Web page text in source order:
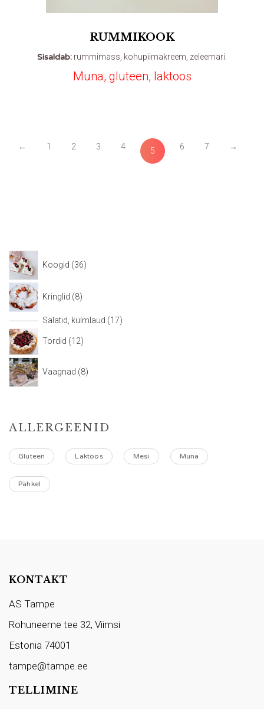
RUMMIKOOK
Sisaldab: rummimass, kohupiimakreem, zeleemari.
Muna, gluteen, laktoos
← 1 2 3 4 5 6 7 →
Koogid 36
Kringlid 8
Salatid, külmlaud 17
Tordid 12
Vaagnad 8
ALLERGEENID
Gluteen Laktoos Mesi Muna
Pähkel
KONTAKT
AS Tampe
Rohuneeme tee 32, Viimsi
Estonia 74001
tampe@tampe.ee
TELLIMINE